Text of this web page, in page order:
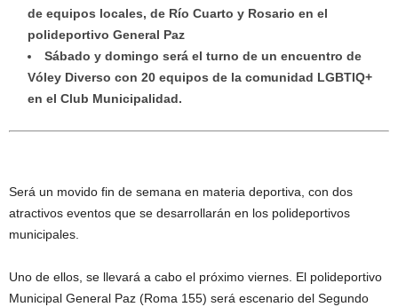
de equipos locales, de Río Cuarto y Rosario en el
polideportivo General Paz
Sábado y domingo será el turno de un encuentro de
Vóley Diverso con 20 equipos de la comunidad LGBTIQ+
en el Club Municipalidad.
Será un movido fin de semana en materia deportiva, con dos
atractivos eventos que se desarrollarán en los polideportivos
municipales.
Uno de ellos, se llevará a cabo el próximo viernes. El polideportivo
Municipal General Paz (Roma 155) será escenario del Segundo